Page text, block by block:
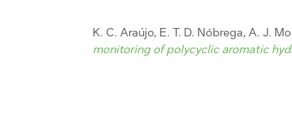
K. C. Araújo, E. T. D. Nóbrega, A. J.
monitoring of polycyclic aromatic